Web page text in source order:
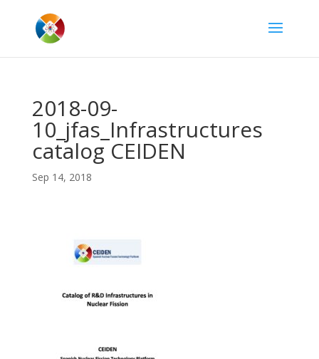
2018-09-
10_jfas_Infrastructures
catalog CEIDEN
Sep 14, 2018